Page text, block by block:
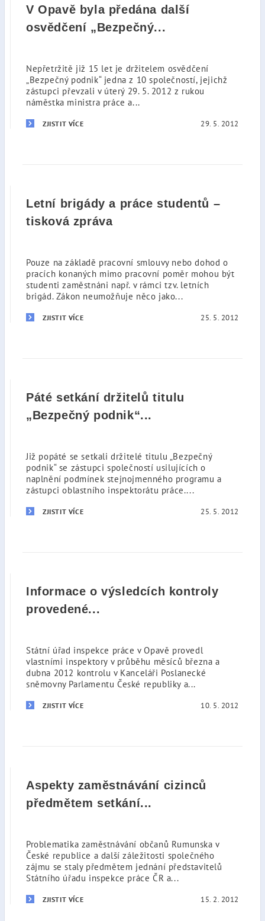
V Opavě byla předána další
osvědčení „Bezpečný...
Nepřetržitě již 15 let je držitelem osvědčení
„Bezpečný podnik“ jedna z 10 společností, jejichž
zástupci převzali v úterý 29. 5. 2012 z rukou
náměstka ministra práce a...
ZJISTIT VÍCE 29. 5. 2012
Letní brigády a práce studentů –
tisková zpráva
Pouze na základě pracovní smlouvy nebo dohod o
pracích konaných mimo pracovní poměr mohou být
studenti zaměstnáni např. v rámci tzv. letních
brigád. Zákon neumožňuje něco jako...
ZJISTIT VÍCE 25. 5. 2012
Páté setkání držitelů titulu
„Bezpečný podnik“...
Již popáté se setkali držitelé titulu „Bezpečný
podnik“ se zástupci společností usilujících o
naplnění podmínek stejnojmenného programu a
zástupci oblastního inspektorátu práce....
ZJISTIT VÍCE 25. 5. 2012
Informace o výsledcích kontroly
provedené...
Státní úřad inspekce práce v Opavě provedl
vlastními inspektory v průběhu měsíců března a
dubna 2012 kontrolu v Kanceláři Poslanecké
sněmovny Parlamentu České republiky a...
ZJISTIT VÍCE 10. 5. 2012
Aspekty zaměstnávání cizinců
předmětem setkání...
Problematika zaměstnávání občanů Rumunska v
České republice a další záležitosti společného
zájmu se staly předmětem jednání představitelů
Státního úřadu inspekce práce ČR a...
ZJISTIT VÍCE 15. 2. 2012